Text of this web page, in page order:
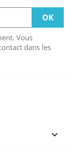
Vous
dans les
